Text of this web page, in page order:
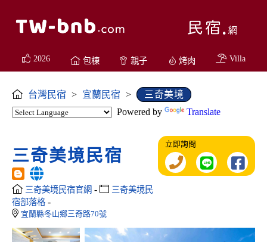
2026 包棟 親子 烤肉 Villa
台灣民宿 > 宜蘭民宿 >
三奇美境
Powered by
Translate
三奇美境民宿
三奇美境民宿官網 -
三奇美境民
宿部落格 -
宜蘭縣冬山鄉三奇路70號
立即詢問